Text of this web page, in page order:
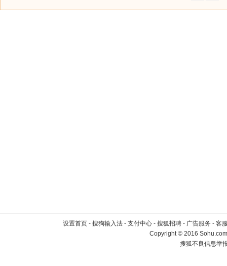
设置首页 - 搜狗输入法 - 支付中心 - 搜狐招聘 - 广告服务 - 客
Copyright©2016
搜狐不良信息举